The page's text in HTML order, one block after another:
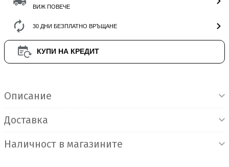
ВИЖ ПОВЕЧЕ
30 ДНИ БЕЗПЛАТНО ВРЪЩАНЕ
КУПИ НА КРЕДИТ
Описание
Доставка
Наличност в магазините